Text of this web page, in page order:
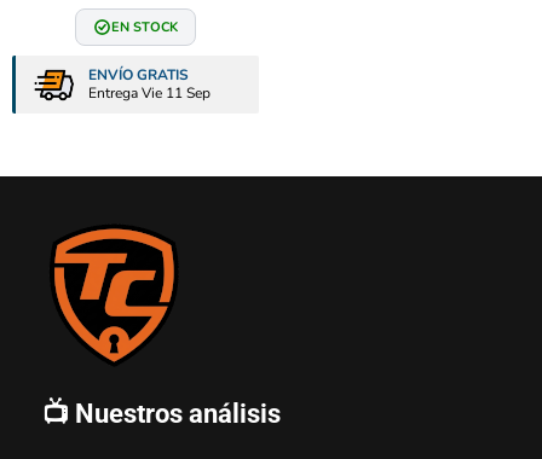
EN STOCK
ENVÍO GRATIS
Entrega Vie 11 Sep
📺 Nuestros análisis